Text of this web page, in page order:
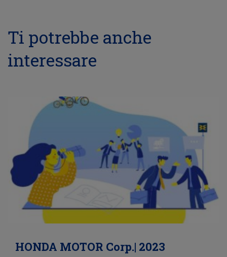
Ti potrebbe anche
interessare
HONDA MOTOR Corp.| 2023